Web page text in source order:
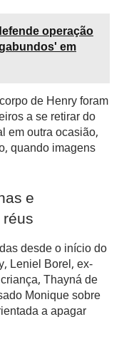
operação
em
de Henry foram
a se retirar do
em outra ocasião,
quando imagens
e
desde o início do
Leniel Borel, ex-
Thayná de
Monique sobre
a apagar